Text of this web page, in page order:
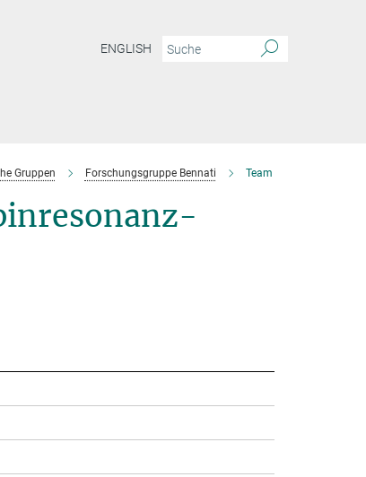
ENGLISH
Gruppen Forschungsgruppe Bennati Team